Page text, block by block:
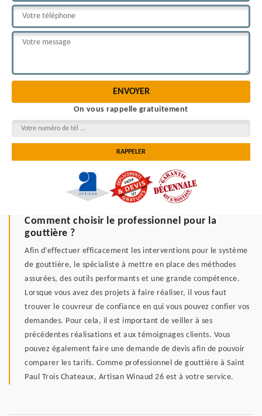
On vous rappelle gratuitement
Comment choisir le professionnel pour la
gouttière ?
Afin d’effectuer efficacement les interventions pour le système
de gouttière, le spécialiste à mettre en place des méthodes
assurées, des outils performants et une grande compétence.
Lorsque vous avez des projets à faire réaliser, il vous faut
trouver le couvreur de confiance en qui vous pouvez confier vos
demandes. Pour cela, il est important de veiller à ses
précédentes réalisations et aux témoignages clients. Vous
pouvez également faire une demande de devis afin de pouvoir
comparer les tarifs. Comme professionnel de gouttière à Saint
Paul Trois Chateaux, Artisan Winaud 26 est à votre service.